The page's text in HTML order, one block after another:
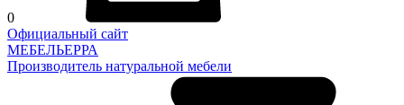
0
Официальный сайт
МЕБЕЛЬЕРРА
Производитель натуральной мебели